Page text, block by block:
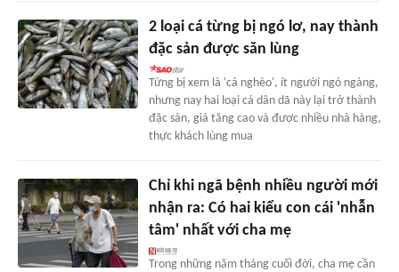
2 loại cá từng bị ngó lơ, nay thành
đặc sản được săn lùng
Từng bị xem là 'cá nghèo', ít người ngó ngàng,
nhưng nay hai loại cá dân dã này lại trở thành
đặc sản, giá tăng cao và được nhiều nhà hàng,
thực khách lùng mua
Chỉ khi ngã bệnh nhiều người mới
nhận ra: Có hai kiểu con cái 'nhẫn
tâm' nhất với cha mẹ
Trong những năm tháng cuối đời, cha mẹ cần